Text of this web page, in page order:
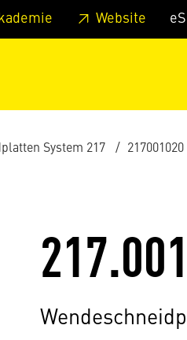
Footer Springe zum
Website
System 217 217001020